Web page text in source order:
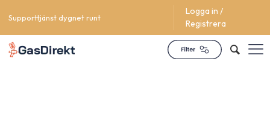
Supporttjänst dygnet runt
Logga in /
Registrera